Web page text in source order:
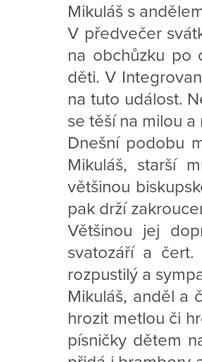
Mikuláš s
V předvečer
na obchůzku po
děti. V
na tuto událost.
se těší na milou
Dnešní podobu
Mikuláš, starší
většinou
pak drží
Většinou jej
svatozáří a
rozpustilý a
Mikuláš, anděl a
hrozit metlou či
písničky dětem